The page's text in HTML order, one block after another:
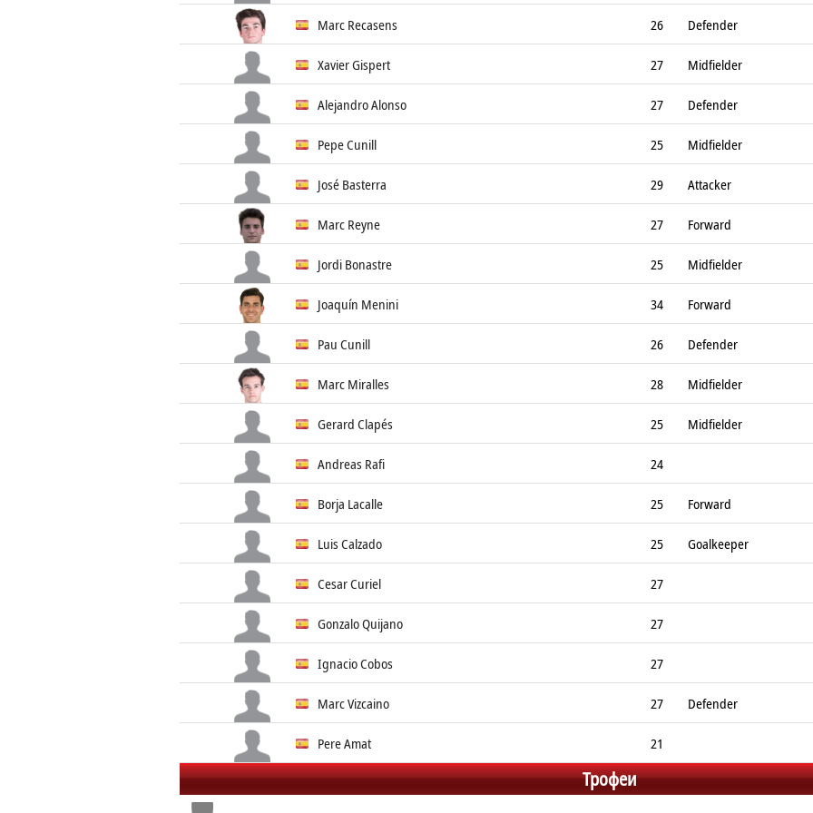
Marc Recasens 26 Defender
Xavier Gispert 27 Midfielder
Alejandro Alonso 27 Defender
Pepe Cunill 25 Midfielder
José Basterra 29 Attacker
Marc Reyne 27 Forward
Jordi Bonastre 25 Midfielder
Joaquín Menini 34 Forward
Pau Cunill 26 Defender
Marc Miralles 28 Midfielder
Gerard Clapés 25 Midfielder
Andreas Rafi 24
Borja Lacalle 25 Forward
Luis Calzado 25 Goalkeeper
Cesar Curiel 27
Gonzalo Quijano 27
Ignacio Cobos 27
Marc Vizcaino 27 Defender
Pere Amat 21
Трофеи